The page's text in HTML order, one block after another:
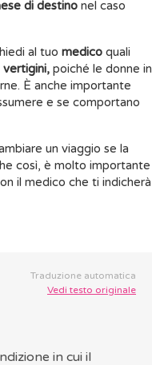
di destino nel caso
al tuo medico quali
vertigini, poiché le donne in
È anche importante
e se comportano
un viaggio se la
così, è molto importante
il medico che ti indicherà
Traduzione automatica
Vedi testo originale
in cui il